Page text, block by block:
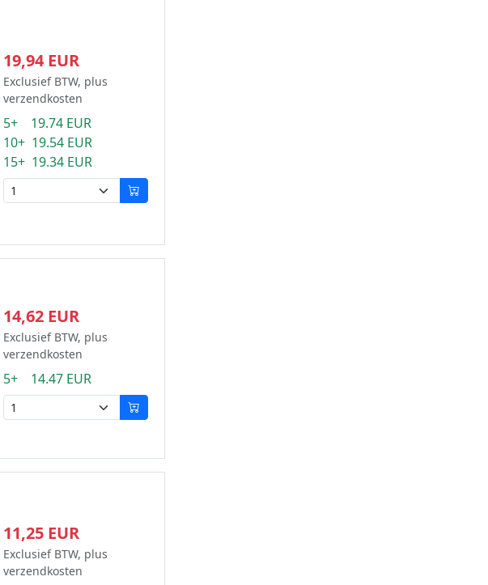
19,94 EUR
Exclusief BTW, plus
verzendkosten
5+ 19.74 EUR
10+ 19.54 EUR
15+ 19.34 EUR
14,62 EUR
Exclusief BTW, plus
verzendkosten
5+ 14.47 EUR
11,25 EUR
Exclusief BTW, plus
verzendkosten